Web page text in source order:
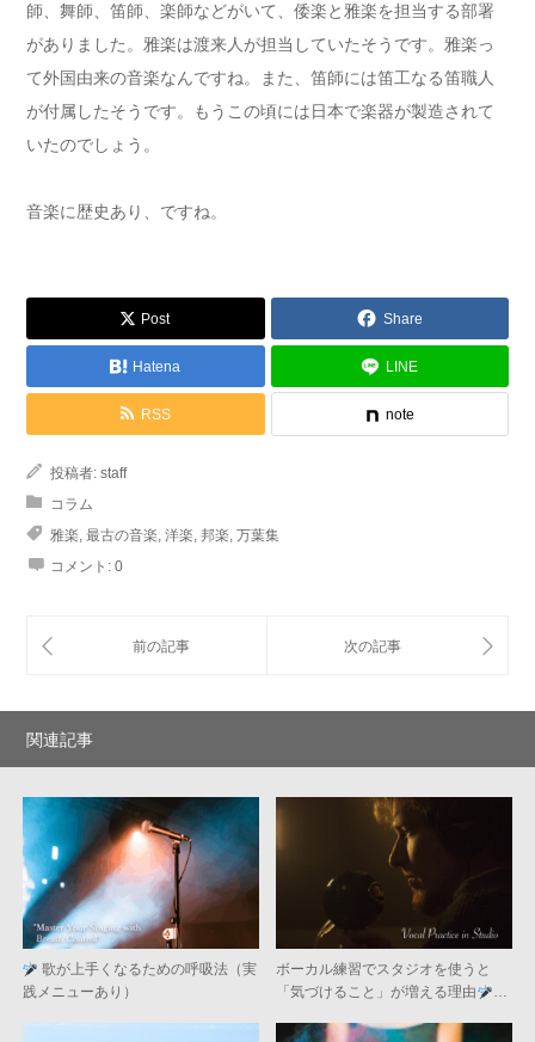
師、舞師、笛師、楽師などがいて、倭楽と雅楽を担当する部署
がありました。雅楽は渡来人が担当していたそうです。雅楽っ
て外国由来の音楽なんですね。また、笛師には笛工なる笛職人
が付属したそうです。もうこの頃には日本で楽器が製造されて
いたのでしょう。
音楽に歴史あり、ですね。
Post Share
Hatena LINE
RSS note
投稿者: staff
コラム
雅楽, 最古の音楽, 洋楽, 邦楽, 万葉集
コメント: 0
関連記事
歌が上手くなるための呼吸法（実
践メニューあり）
ボーカル練習でスタジオを使うと
「気づけること」が増える理由
…